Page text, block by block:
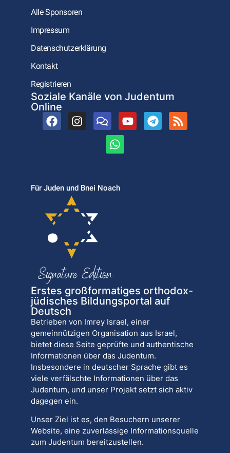
Alle Sponsoren
Impressum
Datenschutzerklärung
Kontakt
Registrieren
Soziale Kanäle von Judentum
Online
Für Juden und Bnei Noach
Erstes großformatiges orthodox-
jüdisches Bildungsportal auf
Deutsch
Betrieben von Imrey Israel, einer
gemeinnützigen Organisation aus Israel,
bietet diese Seite geprüfte und authentische
Informationen über das Judentum.
Insbesondere in deutscher Sprache gibt es
viele verfälschte Informationen über das
Judentum, und unser Projekt setzt sich aktiv
dagegen ein.
Unser Ziel ist es, den Besuchern unserer
Website, eine zuverlässige Informationsquelle
zum Judentum bereitzustellen.